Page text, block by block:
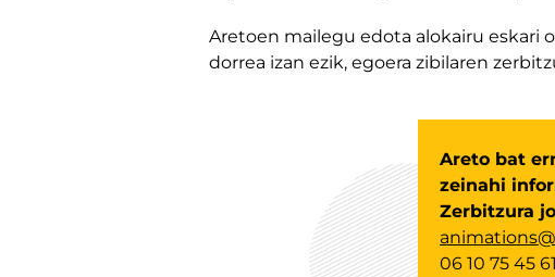
Aretoen mailegu edota alokairu eskari
dorrea izan ezik, egoera zibilaren
Areto bat
zeinahi
Zerbitzura
06 10 75 45 61